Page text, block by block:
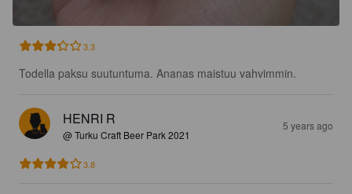
3.3
Todella paksu suutuntuma. Ananas maistuu vahvimmin.
HENRI R
@ Turku Craft Beer Park 2021
5 years ago
3.8